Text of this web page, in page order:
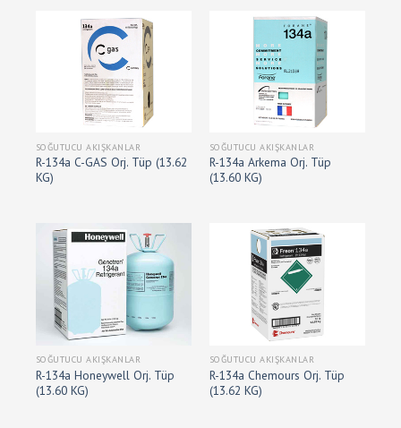
SOĞUTUCU AKIŞKANLAR
R-134a C-GAS Orj. Tüp (13.62
KG)
SOĞUTUCU AKIŞKANLAR
R-134a Arkema Orj. Tüp
(13.60 KG)
SOĞUTUCU AKIŞKANLAR
R-134a Honeywell Orj. Tüp
(13.60 KG)
SOĞUTUCU AKIŞKANLAR
R-134a Chemours Orj. Tüp
(13.62 KG)